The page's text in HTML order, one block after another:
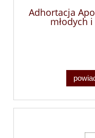
Adhortacja
młodych